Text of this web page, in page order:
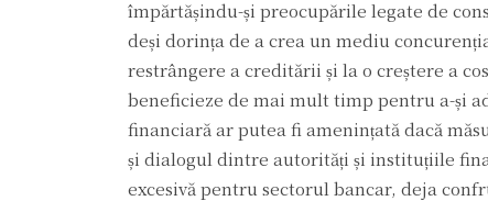
împărtășindu-și preocupările legate de
deși dorința de a crea un mediu
restrângere a creditării și la o creștere a
beneficieze de mai mult timp pentru a-și
financiară ar putea fi amenințată dacă
și dialogul dintre autorități și instituțiile
excesivă pentru sectorul bancar, deja